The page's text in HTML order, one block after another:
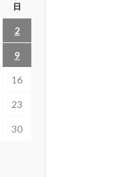
日
2
9
16
23
30